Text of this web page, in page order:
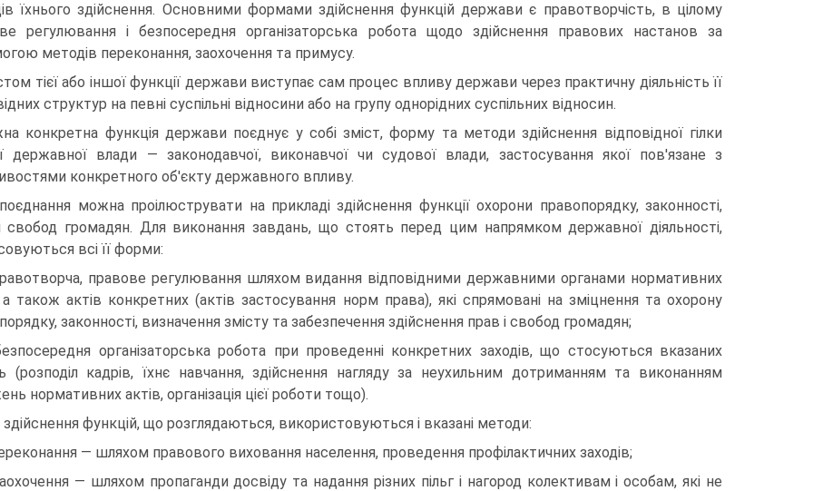
їхнього здійснення. Основними формами здійснення функцій держави є правотворчість, в цілому
регулювання і безпосередня організаторська робота щодо здійснення правових настанов за
методів переконання, заохочення та примусу.
тієї або іншої функції держави виступає сам процес впливу держави через практичну діяльність її
структур на певні суспільні відносини або на групу однорідних суспільних відносин.
конкретна функція держави поєднує у собі зміст, форму та методи здійснення відповідної гілки
державної влади — законодавчої, виконавчої чи судової влади, застосування якої пов'язане з
конкретного об'єкту державного впливу.
можна проілюструвати на прикладі здійснення функції охорони правопорядку, законності,
свобод громадян. Для виконання завдань, що стоять перед цим напрямком державної діяльності,
всі її форми:
правове регулювання шляхом видання відповідними державними органами нормативних
а також актів конкретних (актів застосування норм права), які спрямовані на зміцнення та охорону
законності, визначення змісту та забезпечення здійснення прав і свобод громадян;
організаторська робота при проведенні конкретних заходів, що стосуються вказаних
(розподіл кадрів, їхнє навчання, здійснення нагляду за неухильним дотриманням та виконанням
нормативних актів, організація цієї роботи тощо).
функцій, що розглядаються, використовуються і вказані методи:
— шляхом правового виховання населення, проведення профілактичних заходів;
— шляхом пропаганди досвіду та надання різних пільг і нагород колективам і особам, які не